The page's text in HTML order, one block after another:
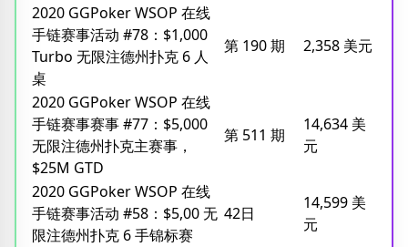
2020 GGPoker WSOP 在线
手链赛事活动 #78：$1,000
Turbo 无限注德州扑克 6 人
桌
第 190 期 2,358 美元
2020 GGPoker WSOP 在线
手链赛事赛事 #77：$5,000
无限注德州扑克主赛事，
$25M GTD
第 511 期
14,634 美
元
2020 GGPoker WSOP 在线
手链赛事活动 #58：$5,00 无
限注德州扑克 6 手锦标赛
42日
14,599 美
元